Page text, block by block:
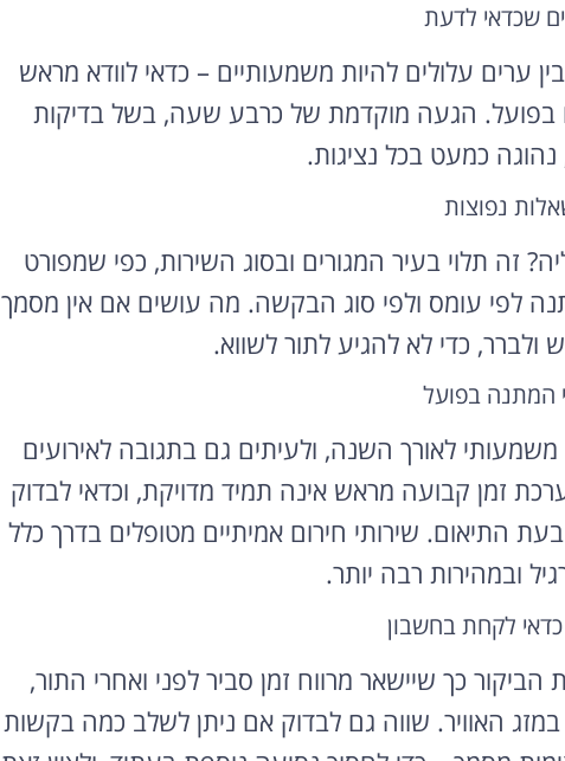
שכדאי לדעת
ערים עלולים להיות משמעותיים – כדאי לוודא מראש
בפועל. הגעה מוקדמת של כרבע שעה, בשל בדיקות
נהוגה כמעט בכל נציגות.
נפוצות
זה תלוי בעיר המגורים ובסוג השירות, כפי שמפורט
לפי עומס ולפי סוג הבקשה. מה עושים אם אין מסמך
ולברר, כדי לא להגיע לתור לשווא.
המתנה בפועל
לאורך השנה, ולעיתים גם בתגובה לאירועים
זמן קבועה מראש אינה תמיד מדויקת, וכדאי לבדוק
התיאום. שירותי חירום אמיתיים מטופלים בדרך כלל
ובמהירות רבה יותר.
לקחת בחשבון
כך שיישאר מרווח זמן סביר לפני ואחרי התור,
האוויר. שווה גם לבדוק אם ניתן לשלב כמה בקשות